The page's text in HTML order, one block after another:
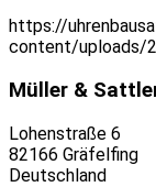
https://
content/uploads/
Müller &
Lohenstraße 6
82166 Gräfelfing
Deutschland